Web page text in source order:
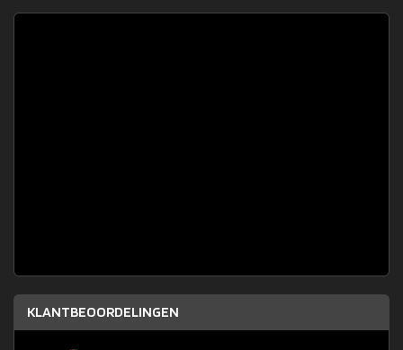
KLANTBEOORDELINGEN